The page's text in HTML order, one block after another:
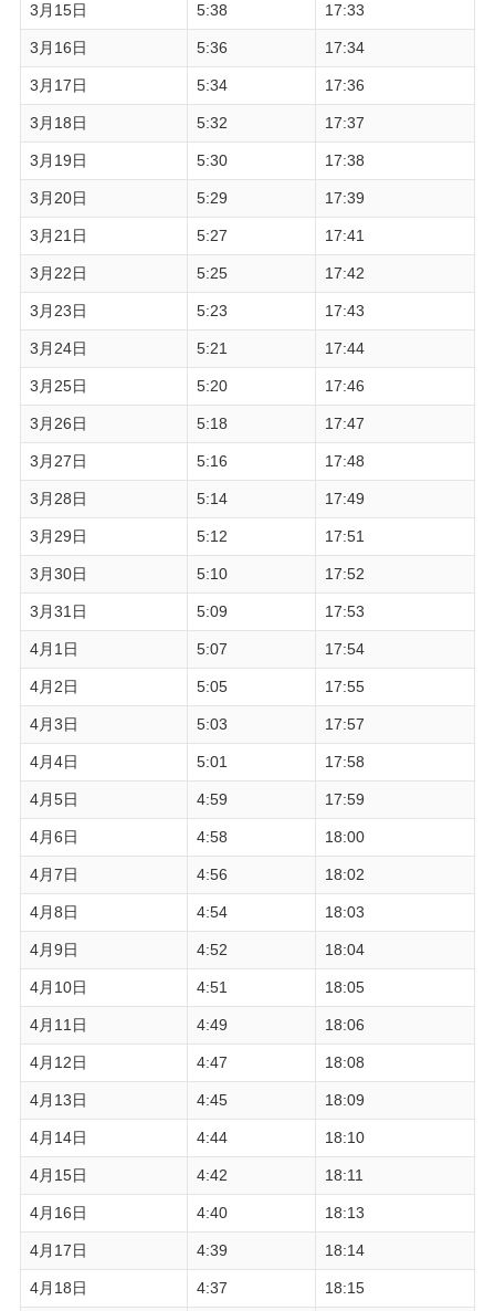
3月15日 5:38 17:33
3月16日 5:36 17:34
3月17日 5:34 17:36
3月18日 5:32 17:37
3月19日 5:30 17:38
3月20日 5:29 17:39
3月21日 5:27 17:41
3月22日 5:25 17:42
3月23日 5:23 17:43
3月24日 5:21 17:44
3月25日 5:20 17:46
3月26日 5:18 17:47
3月27日 5:16 17:48
3月28日 5:14 17:49
3月29日 5:12 17:51
3月30日 5:10 17:52
3月31日 5:09 17:53
4月1日 5:07 17:54
4月2日 5:05 17:55
4月3日 5:03 17:57
4月4日 5:01 17:58
4月5日 4:59 17:59
4月6日 4:58 18:00
4月7日 4:56 18:02
4月8日 4:54 18:03
4月9日 4:52 18:04
4月10日 4:51 18:05
4月11日 4:49 18:06
4月12日 4:47 18:08
4月13日 4:45 18:09
4月14日 4:44 18:10
4月15日 4:42 18:11
4月16日 4:40 18:13
4月17日 4:39 18:14
4月18日 4:37 18:15